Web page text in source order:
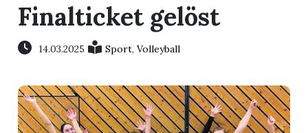
Immobilien
Stellen
Finalticket gelöst
14.03.2025 Sport,Volleyball